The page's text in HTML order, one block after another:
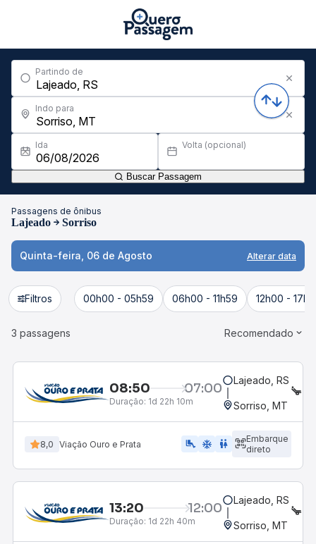
Partindo de
Indo para
Ida Volta (opcional)
Buscar Passagem
Passagens de ônibus
Lajeado Sorriso
Quinta-feira, 06 de Agosto Alterar data
Filtros 00h00 - 05h59 06h00 - 11h59 12h00 -
3 passagens Recomendado
08:50 07:00
Duração: 1d 22h 10m
Lajeado, RS
Sorriso, MT
8,0 Viação Ouro e Prata airline_seat_legroom_extra ac_unit WC
Embarque
direto
13:20 12:00
Duração: 1d 22h 40m
Lajeado, RS
Sorriso, MT